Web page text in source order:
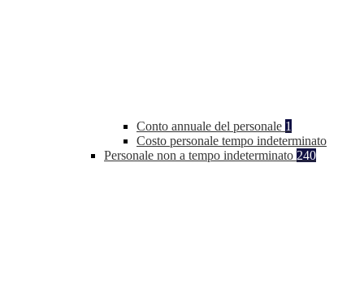
Conto annuale del personale 1
Costo personale tempo indeterminato
Personale non a tempo indeterminato 240